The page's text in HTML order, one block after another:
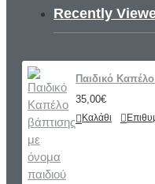
Recently
Παιδικό
35,00€
Καλάθι